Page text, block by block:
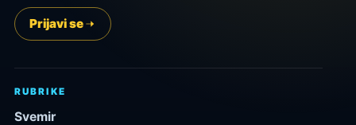
Prijavi se
RUBRIKE
Svemir